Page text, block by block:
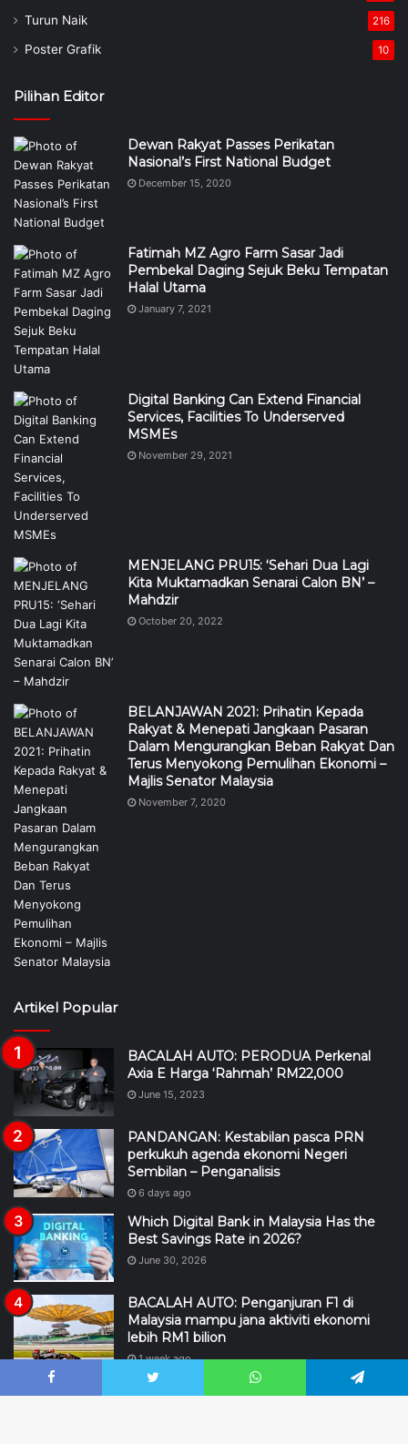
Turun Naik 216
Poster Grafik 10
Pilihan Editor
Dewan Rakyat Passes Perikatan
Nasional’s First National Budget
December 15, 2020
Fatimah MZ Agro Farm Sasar Jadi
Pembekal Daging Sejuk Beku Tempatan
Halal Utama
January 7, 2021
Digital Banking Can Extend Financial
Services, Facilities To Underserved
MSMEs
November 29, 2021
MENJELANG PRU15: ‘Sehari Dua Lagi
Kita Muktamadkan Senarai Calon BN’ –
Mahdzir
October 20, 2022
BELANJAWAN 2021: Prihatin Kepada
Rakyat & Menepati Jangkaan Pasaran
Dalam Mengurangkan Beban Rakyat Dan
Terus Menyokong Pemulihan Ekonomi –
Majlis Senator Malaysia
November 7, 2020
Artikel Popular
BACALAH AUTO: PERODUA Perkenal
Axia E Harga ‘Rahmah’ RM22,000
June 15, 2023
PANDANGAN: Kestabilan pasca PRN
perkukuh agenda ekonomi Negeri
Sembilan – Penganalisis
6 days ago
Which Digital Bank in Malaysia Has the
Best Savings Rate in 2026?
June 30, 2026
BACALAH AUTO: Penganjuran F1 di
Malaysia mampu jana aktiviti ekonomi
lebih RM1 bilion
1 week ago
DEWAN NEGARA: Kerajaan kaji caj ke
Facebook Twitter WhatsApp Telegram